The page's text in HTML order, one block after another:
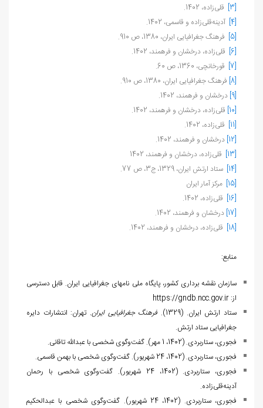
[3] قلی‌زاده، 1402.
[4] آدینه‌قلی‌زاده و قاسمی، 1402.
[5] ف‍ره‍ن‍گ‌ ج‍غ‍راف‍ی‍ای‍ی‌ ای‍ران‌، 1380، ص 910.
[6] قلی‌زاده، درخشان و فرهمند، 1402.
[7] قورخانچی، 1360، ص 60.
[8] ف‍ره‍ن‍گ‌ ج‍غ‍راف‍ی‍ای‍ی‌ ای‍ران‌، 1380، ص 910.
[9] درخشان و فرهمند، 1402.
[10] قلی‌زاده، درخشان و فرهمند، 1402.
[11] قلی‌زاده، 1402.
[12] درخشان و فرهمند، 1402.
[13] قلی‌زاده، درخشان و فرهمند، 1402
[14] ستاد ارتش ایران، 1329، ج3، ص 77.
[15] مرکز آمار ایران
[16] قلی‌زاده، 1402.
[17] درخشان و فرهمند، 1402.
[18] قلی‌زاده، درخشان و فرهمند، 1402.
منابع:
سازمان نقشه برداری کشور، پایگاه ملی نام‏های جغرافیایی ایران. قابل دسترسی
از:https://gndb.ncc.gov.ir
ستاد ارتش ایران. (1329).
فرهنگ جغرافیایی ایران. تهران: انتشارات دایره
جغرافیایی ستاد ارتش.
فجوری، ستاربردی. (1402، 1 مهر). گفت‌وگوی شخصی با عبدالله تاقانی.
فجوری، ستاربردی. (1402، 24 شهریور). گفت‌وگوی شخصی با بهمن قاسمی.
فجوری، ستاربردی. (1402، 24 شهریور). گفت‌وگوی شخصی با رحمان
آدینه‌قلی‌زاده.
فجوری، ستاربردی. (1402، 24 شهریور). گفت‌وگوی شخصی با عبدالحکیم